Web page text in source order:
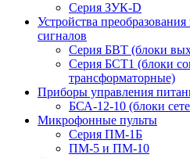
Серия ЗУК-D
Устройства
сигналов
Серия БВТ (блоки
Серия БСТ1 (блоки
трансформаторные)
Приборы управления
БСА-12-10 (блоки
Микрофонные пульты
Серия ПМ-1Б
ПМ-5 и ПМ-10